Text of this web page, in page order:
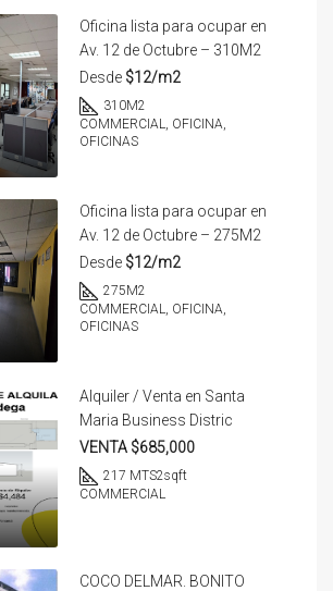
Oficina lista para ocupar en
Av. 12 de Octubre – 310M2
Desde $12/m2
310M2
COMMERCIAL, OFICINA,
OFICINAS
Oficina lista para ocupar en
Av. 12 de Octubre – 275M2
Desde $12/m2
275M2
COMMERCIAL, OFICINA,
OFICINAS
Alquiler / Venta en Santa
Maria Business Distric
VENTA $685,000
217 MTS2sqft
COMMERCIAL
COCO DELMAR. BONITO